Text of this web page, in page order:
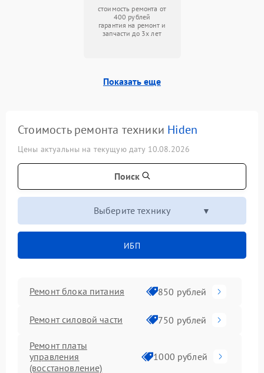
стоимость ремонта от
400 рублей
гарантия на ремонт и
запчасти до 3х лет
Показать еще
Стоимость ремонта техники Hiden
Цены актуальны на текущую дату 10.08.2026
Поиск
Выберите технику
ИБП
Ремонт блока питания 850 рублей
Ремонт силовой части 750 рублей
Ремонт платы
управления
(восстановление)
1000 рублей